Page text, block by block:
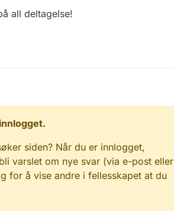
all deltagelse!
siden? Når du er innlogget,
varslet om nye svar (via e-post eller
for å vise andre i fellesskapet at du